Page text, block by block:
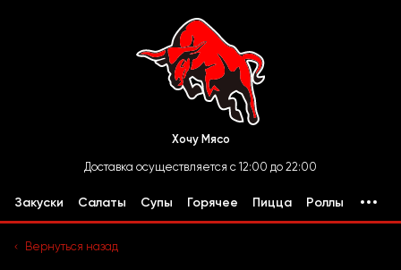
Хочу Мясо
Доставка осуществляется с 12:00 до 22:00
Закуски Салаты Супы Горячее Пицца Роллы
Вернуться назад